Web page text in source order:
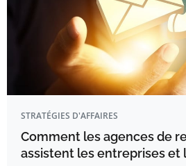
STRATÉGIES D'AFFAIRES
Comment les agences de
assistent les entreprises et